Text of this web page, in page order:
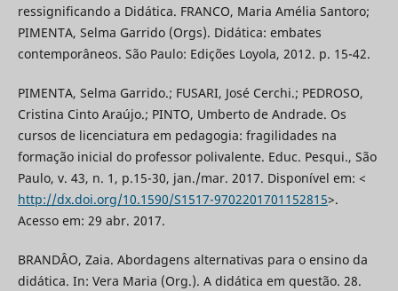
ressignificando a Didática. FRANCO, Maria Amélia Santoro;
PIMENTA, Selma Garrido (Orgs). Didática: embates
contemporâneos. São Paulo: Edições Loyola, 2012. p. 15-42.
PIMENTA, Selma Garrido.; FUSARI, José Cerchi.; PEDROSO,
Cristina Cinto Araújo.; PINTO, Umberto de Andrade. Os
cursos de licenciatura em pedagogia: fragilidades na
formação inicial do professor polivalente. Educ. Pesqui., São
Paulo, v. 43, n. 1, p.15-30, jan./mar. 2017. Disponível em: <
http://dx.doi.org/10.1590/S1517-9702201701152815>.
Acesso em: 29 abr. 2017.
BRANDÂO, Zaia. Abordagens alternativas para o ensino da
didática. In: Vera Maria (Org.). A didática em questão. 28.